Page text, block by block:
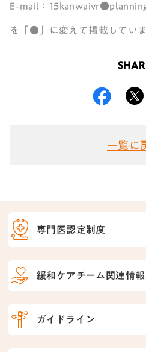
専門医認定制度
緩和ケアチーム関連情報
ガイドライン
E-mail：
を「●」に変えて掲載していま
一覧に